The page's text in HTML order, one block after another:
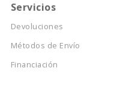
Servicios
Devoluciones
Métodos de Envío
Financiación